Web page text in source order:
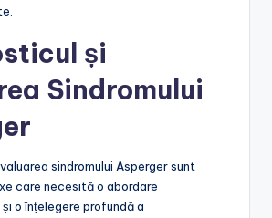
și
Sindromului
sindromului Asperger sunt
care necesită o abordare
o înțelegere profundă a